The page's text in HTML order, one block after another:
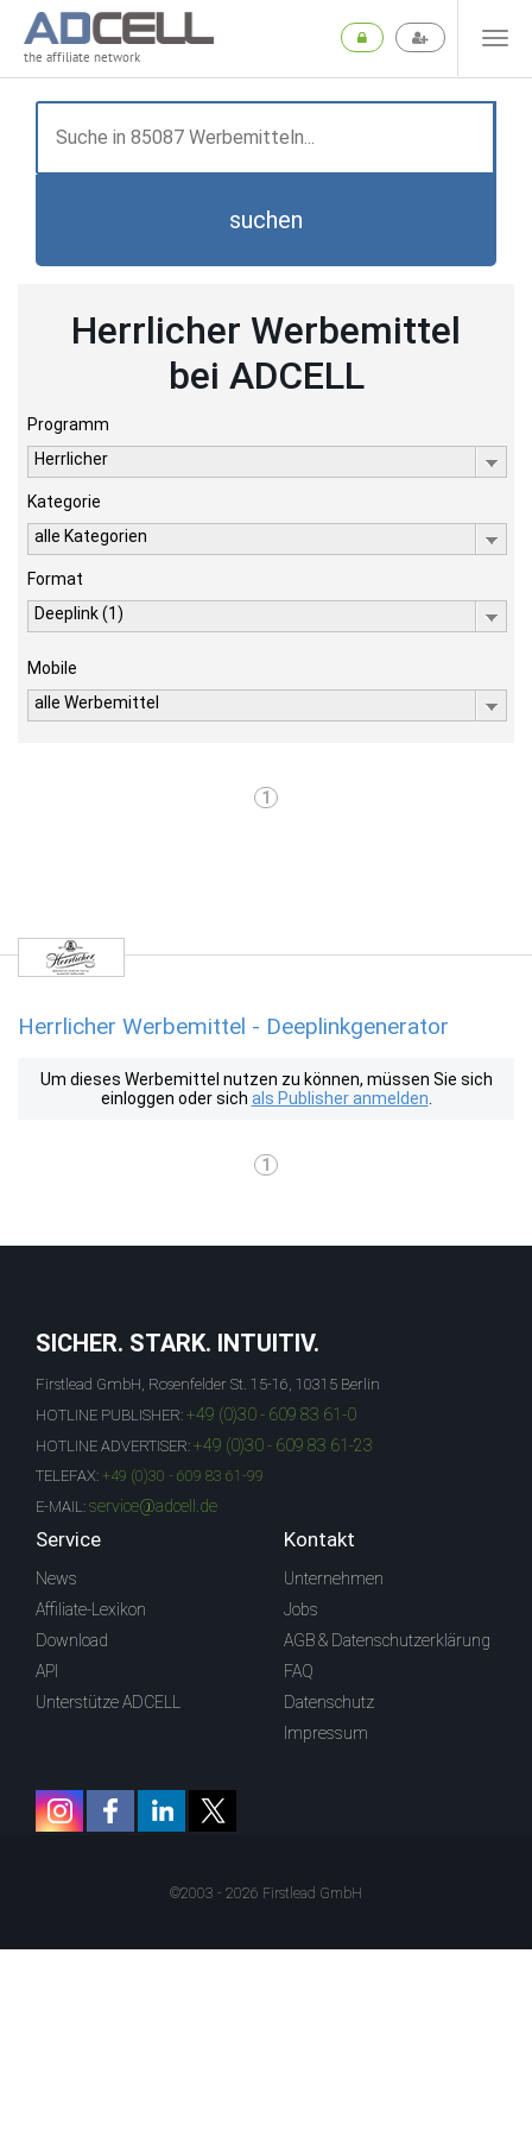
the affiliate network
suchen
Herrlicher Werbemittel
bei ADCELL
Programm
Herrlicher
Kategorie
alle Kategorien
Format
Deeplink (1)
Mobile
alle Werbemittel
1
Herrlicher Werbemittel - Deeplinkgenerator
Um dieses Werbemittel nutzen zu können, müssen Sie sich
einloggen oder sich als Publisher anmelden
1
SICHER. STARK. INTUITIV.
Firstlead GmbH, Rosenfelder St. 15-16, 10315 Berlin
HOTLINE PUBLISHER: +49 (0)30 - 609 83 61-0
HOTLINE ADVERTISER: +49 (0)30 - 609 83 61-23
TELEFAX: +49 (0)30 - 609 83 61-99
E-MAIL: service@adcell.de
Service
News
Affiliate-Lexikon
Download
API
Unterstütze ADCELL
Kontakt
Unternehmen
Jobs
AGB & Datenschutzerklärung
FAQ
Datenschutz
Impressum
©2003 - 2026 Firstlead GmbH